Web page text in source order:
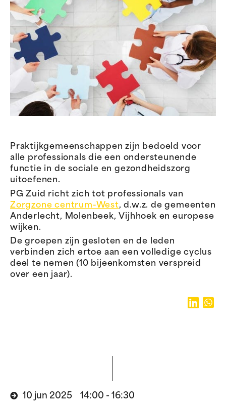
Praktijkgemeenschappen zijn bedoeld voor
alle professionals die een ondersteunende
functie in de sociale en gezondheidszorg
uitoefenen.
PG Zuid richt zich tot professionals van
Zorgzone centrum-West, d.w.z. de gemeenten
Anderlecht, Molenbeek, Vijhhoek en europese
wijken.
De groepen zijn gesloten en de leden
verbinden zich ertoe aan een volledige cyclus
deel te nemen (10 bijeenkomsten verspreid
over een jaar).
10 jun 2025 14:00 - 16:30